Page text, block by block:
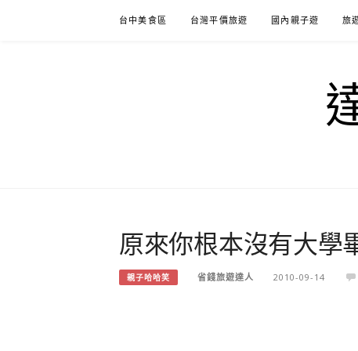
台中美食區 台灣平價旅遊 國內親子遊 旅
原來你根本沒有大學
親子哈哈笑 省錢旅遊達人 2010-09-14